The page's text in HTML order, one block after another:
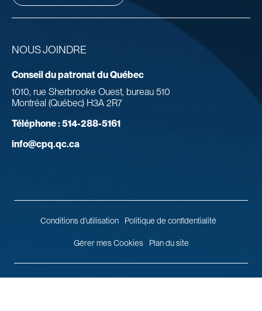
NOUS JOINDRE
Conseil du patronat du Québec
1010, rue Sherbrooke Ouest, bureau 510
Montréal (Québec) H3A 2R7
Téléphone :514-288-5161
info@cpq.qc.ca
Conditions d’utilisation Politique de confidentialité
Gérer mes Cookies Plan du site